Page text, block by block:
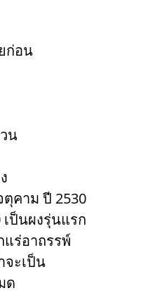
ก่อน
น
คาม ปี 2530
เป็นผงรุ่นแรก
ร่อาถรรพ์
จะเป็น
ด